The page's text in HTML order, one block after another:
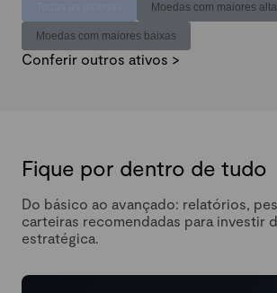
Moedas com maiores
Moedas com maiores baixas
Conferir outros ativos >
Fique por dentro de tudo
Do básico ao avançado: relatórios,
carteiras recomendadas para investir
estratégica.